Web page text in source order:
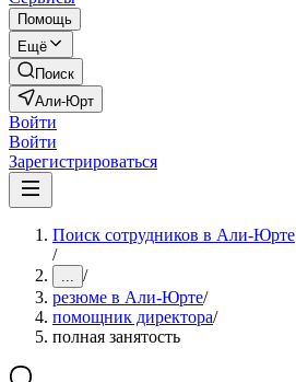
Помощь
Ещё
Поиск
Али-Юрт
Войти
Войти
Зарегистрироваться
Поиск сотрудников в Али-Юрте
/
... /
резюме в Али-Юрте/
помощник директора/
полная занятость